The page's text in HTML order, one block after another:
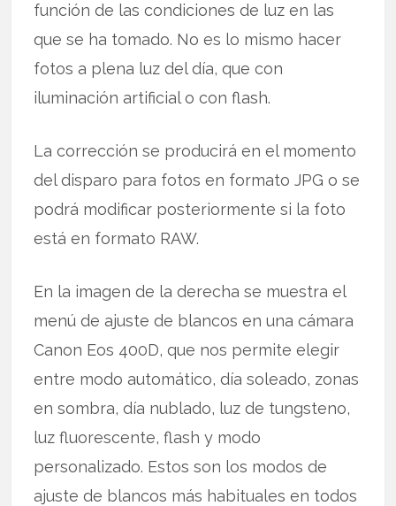
función de las condiciones de luz en las
que se ha tomado. No es lo mismo hacer
fotos a plena luz del día, que con
iluminación artificial o con flash.
La corrección se producirá en el momento
del disparo para fotos en formato JPG o se
podrá modificar posteriormente si la foto
está en formato RAW.
En la imagen de la derecha se muestra el
menú de ajuste de blancos en una cámara
Canon Eos 400D, que nos permite elegir
entre modo automático, día soleado, zonas
en sombra, día nublado, luz de tungsteno,
luz fluorescente, flash y modo
personalizado. Estos son los modos de
ajuste de blancos más habituales en todos